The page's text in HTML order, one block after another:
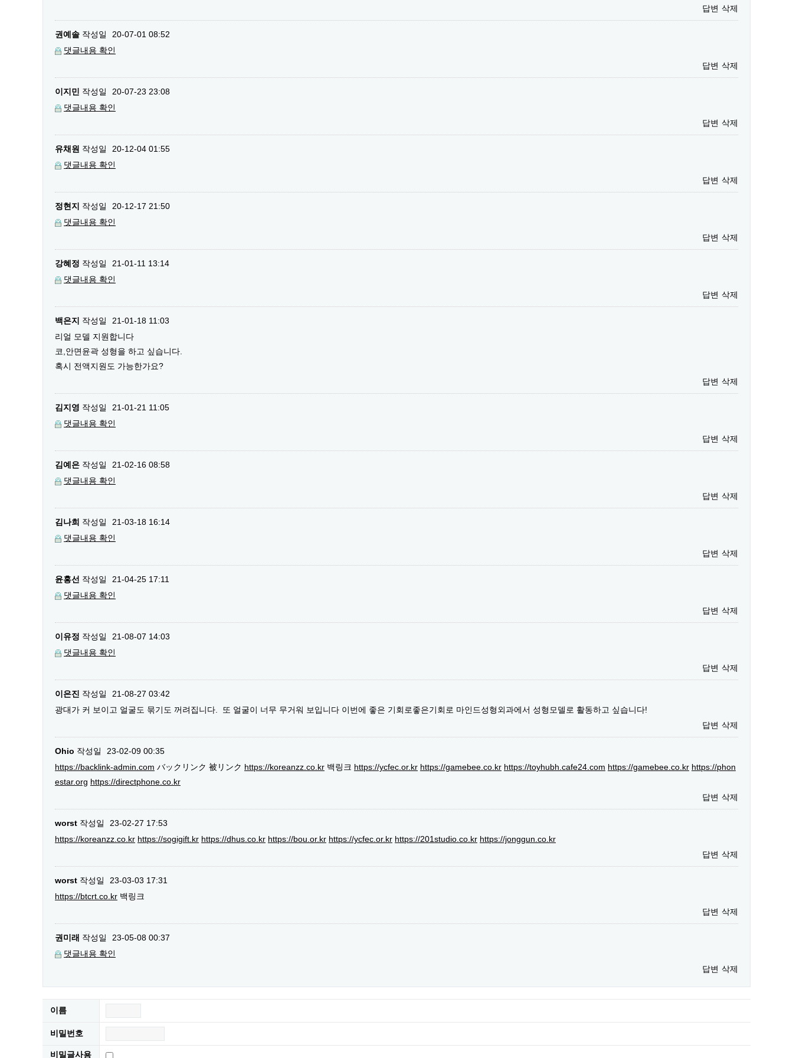
답변 삭제
권예솔 작성일
20-07-01 08:52
댓글내용 확인
답변 삭제
이지민 작성일
20-07-23 23:08
댓글내용 확인
답변 삭제
유채원 작성일
20-12-04 01:55
댓글내용 확인
답변 삭제
정현지 작성일
20-12-17 21:50
댓글내용 확인
답변 삭제
강혜정 작성일
21-01-11 13:14
댓글내용 확인
답변 삭제
백은지 작성일
21-01-18 11:03
리얼 모델 지원합니다
코,안면윤곽 성형을 하고 싶습니다.
혹시 전액지원도 가능한가요?
답변 삭제
김지영 작성일
21-01-21 11:05
댓글내용 확인
답변 삭제
김예은 작성일
21-02-16 08:58
댓글내용 확인
답변 삭제
김나희 작성일
21-03-18 16:14
댓글내용 확인
답변 삭제
윤홍선 작성일
21-04-25 17:11
댓글내용 확인
답변 삭제
이유정 작성일
21-08-07 14:03
댓글내용 확인
답변 삭제
이은진 작성일
21-08-27 03:42
광대가 커 보이고 얼굴도 묶기도 꺼려집니다. 또 얼굴이 너무 무거워 보입니다 이번에 좋은 기회로좋은기회로 마인드성형외과에서 성형모델로 활동하고 싶습니다!
답변 삭제
Ohio 작성일
23-02-09 00:35
https://backlink-admin.com バックリンク 被リンク https://koreanzz.co.kr 백링크 https://ycfec.or.kr https://gamebee.co.kr https://toyhubh.cafe24.com https://gamebee.co.kr https://phon
estar.org https://directphone.co.kr
답변 삭제
worst 작성일
23-02-27 17:53
https://koreanzz.co.kr https://sogigift.kr https://dhus.co.kr https://bou.or.kr https://ycfec.or.kr https://201studio.co.kr https://jonggun.co.kr
답변 삭제
worst 작성일
23-03-03 17:31
https://btcrt.co.kr 백링크
답변 삭제
권미래 작성일
23-05-08 00:37
댓글내용 확인
답변 삭제
이름
비밀번호
비밀글사용